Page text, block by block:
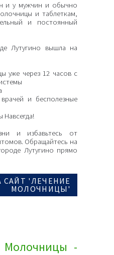
и у мужчин и обычно
и таблеткам,
и постоянный
Лутугино вышла на
уже через 12 часов с
и бесполезные
и избавьтесь от
Обращайтесь на
Лутугино прямо
САЙТ 'ЛЕЧЕНИЕ
МОЛОЧНИЦЫ'
-